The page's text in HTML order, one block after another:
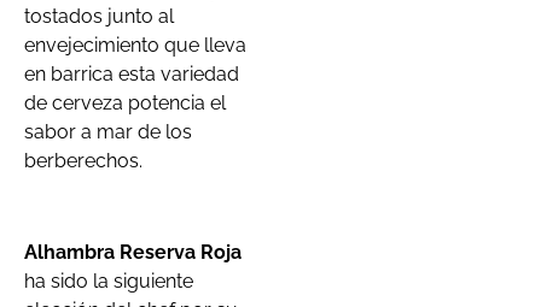
tostados junto al
envejecimiento que lleva
en barrica esta variedad
de cerveza potencia el
sabor a mar de los
berberechos.
Alhambra Reserva Roja
ha sido la siguiente